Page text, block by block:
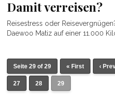
Damit verreisen?
Reisestress oder
Daewoo Matiz auf einer 11.000
Seite 29 of 29 « First ‹
27 28 29